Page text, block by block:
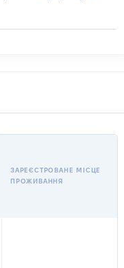
ЗАРЕЄСТРОВАНЕ МІСЦЕ
ПРОЖИВАННЯ